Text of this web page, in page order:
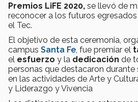
Premios LiFE 2020, se llevó de
reconocer a los futuros
el Tec.
El objetivo de esta ceremonia,
campus Santa Fe , fue premiar el
el esfuerzo y la dedicación de
personas que destacaron durante
en las actividades de Arte y
y Liderazgo y Vivencia